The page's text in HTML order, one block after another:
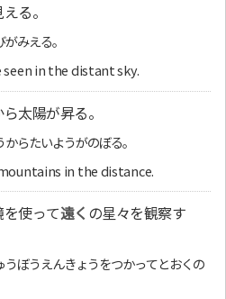
る。
みえる。
seen in the distant sky.
太陽が昇る。
らたいようがのぼる。
in the distance.
使って遠くの星々を観察す
ぼうえんきょうをつかってとおくの